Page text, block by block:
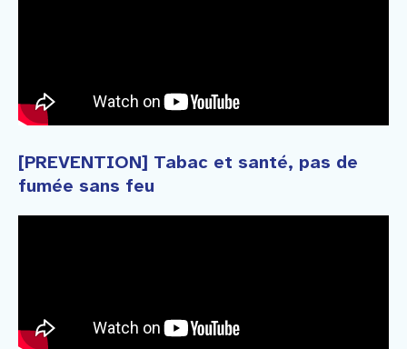
[PREVENTION] Tabac et santé, pas de
fumée sans feu